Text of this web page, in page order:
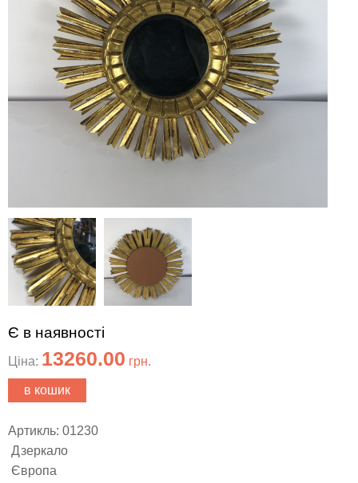
Є в наявності
Ціна: 13260.00 грн.
в кошик
Артикль: 01230
Дзеркало
Європа